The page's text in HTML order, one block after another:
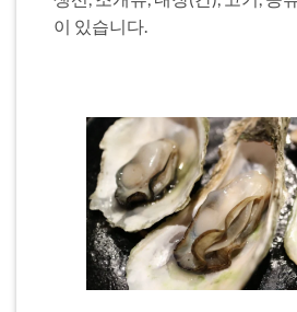
이 있습니다.